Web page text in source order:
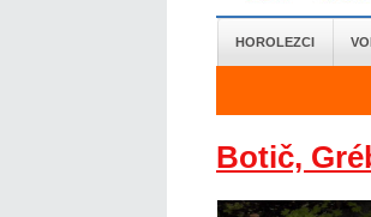
HOROLEZCI
Botič,